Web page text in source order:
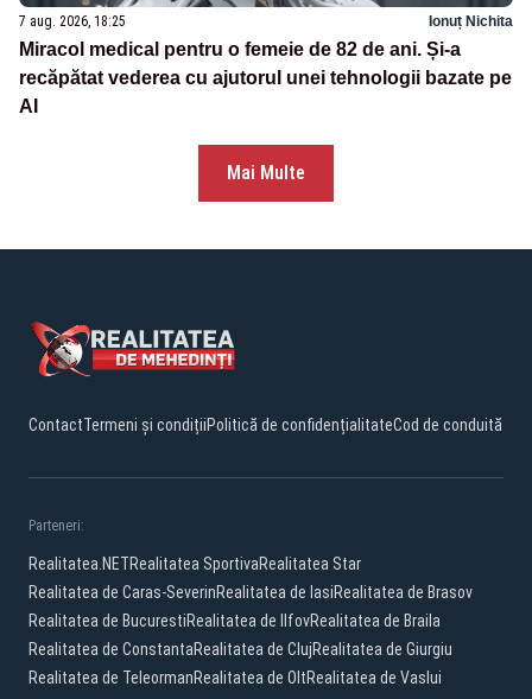
7 aug. 2026, 18:25 Ionuț Nichita
Miracol medical pentru o femeie de 82 de ani. Și-a
recăpătat vederea cu ajutorul unei tehnologii bazate pe
AI
Mai Multe
ContactTermeni și condițiiPolitică de confidențialitateCod de conduită
Parteneri:
Realitatea.NETRealitatea SportivaRealitatea Star
Realitatea de Caras-SeverinRealitatea de IasiRealitatea de Brasov
Realitatea de BucurestiRealitatea de IlfovRealitatea de Braila
Realitatea de ConstantaRealitatea de ClujRealitatea de Giurgiu
Realitatea de TeleormanRealitatea de OltRealitatea de Vaslui